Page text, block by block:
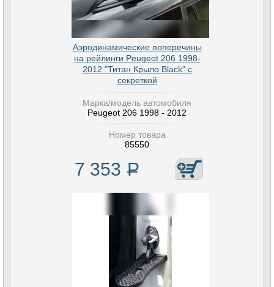
Аэродинамические поперечины
на рейлинги Peugeot 206 1998-
2012 "Титан Крыло Black" с
секреткой
Марка/модель автомобиля
Peugeot 206 1998 - 2012
Номер товара
85550
7 353 Р